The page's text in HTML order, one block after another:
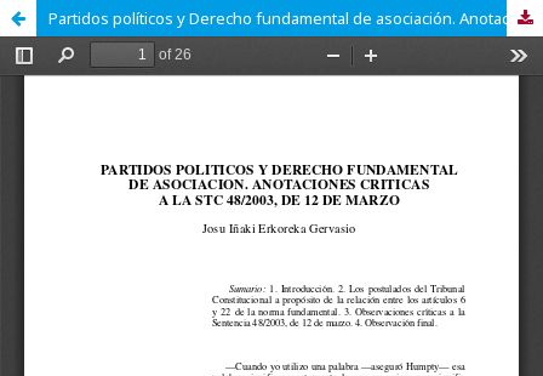
Partidos políticos y Derecho fundamental de asociación. Anotaciones críticas a la STC 48/2003, de 12 de marzo